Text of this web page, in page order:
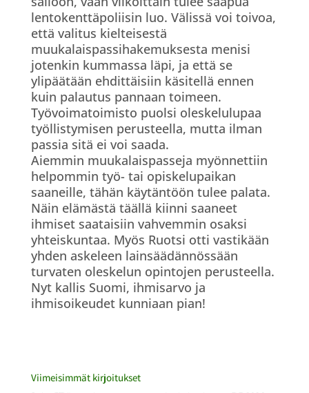
lentokenttäpoliisin luo. Välissä voi toivoa,
että valitus kielteisestä
muukalaispassihakemuksesta menisi
jotenkin kummassa läpi, ja että se
ylipäätään ehdittäisiin käsitellä ennen
kuin palautus pannaan toimeen.
Työvoimatoimisto puolsi oleskelulupaa
työllistymisen perusteella, mutta ilman
passia sitä ei voi saada.
Aiemmin muukalaispasseja myönnettiin
helpommin työ- tai opiskelupaikan
saaneille, tähän käytäntöön tulee palata.
Näin elämästä täällä kiinni saaneet
ihmiset saataisiin vahvemmin osaksi
yhteiskuntaa. Myös Ruotsi otti vastikään
yhden askeleen lainsäädännössään
turvaten oleskelun opintojen perusteella.
Nyt kallis Suomi, ihmisarvo ja
ihmisoikeudet kunniaan pian!
Viimeisimmät kirjoitukset